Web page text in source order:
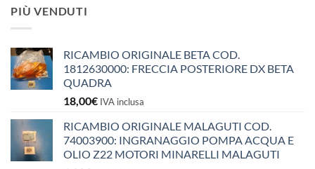
PIÙ VENDUTI
RICAMBIO ORIGINALE BETA COD.
1812630000: FRECCIA POSTERIORE DX BETA
QUADRA
18,00€ IVA inclusa
RICAMBIO ORIGINALE MALAGUTI COD.
74003900: INGRANAGGIO POMPA ACQUA E
OLIO Z22 MOTORI MINARELLI MALAGUTI